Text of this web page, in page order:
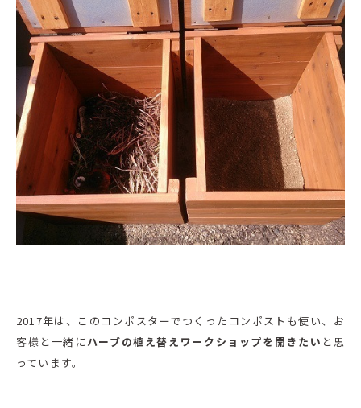
2017年は、このコンポスターでつくったコンポストも使い、お
客様と一緒にハーブの植え替えワークショップを開きたい と思
っています。